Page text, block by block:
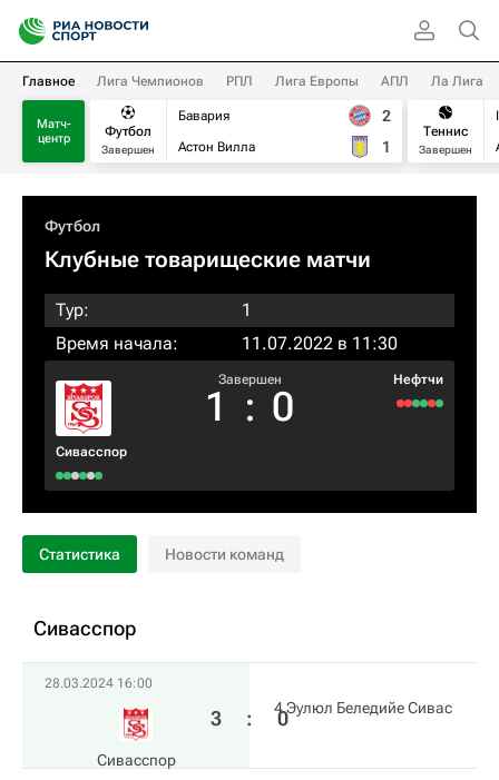
Главное Лига Чемпионов РПЛ Лига Европы АПЛ Ла Лига
Матч-
центр
Футбол
Завершен
Бавария
Астон Вилла
2
1
Теннис
Завершен
Футбол
Клубные товарищеские матчи
Тур:
1
Время начала:
11.07.2022 в 11:30
Сивасспор
Завершен
1 : 0
Нефтчи
Статистика Новости команд
Сивасспор
28.03.2024 16:00
Сивасспор
3 : 0
4 Эулюл Беледийе Сивас